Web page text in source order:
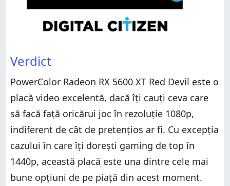
Verdict
PowerColor Radeon RX 5600 XT Red Devil este o
placă video excelentă, dacă îți cauți ceva care
să facă față oricărui joc în rezoluție 1080p,
indiferent de cât de pretențios ar fi. Cu excepția
cazului în care îți dorești gaming de top în
1440p, această placă este una dintre cele mai
bune opțiuni de pe piață din acest moment.